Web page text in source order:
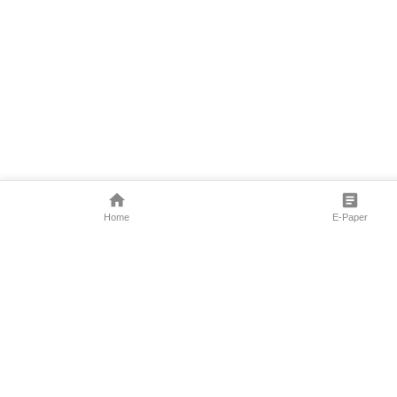
Home E-Paper